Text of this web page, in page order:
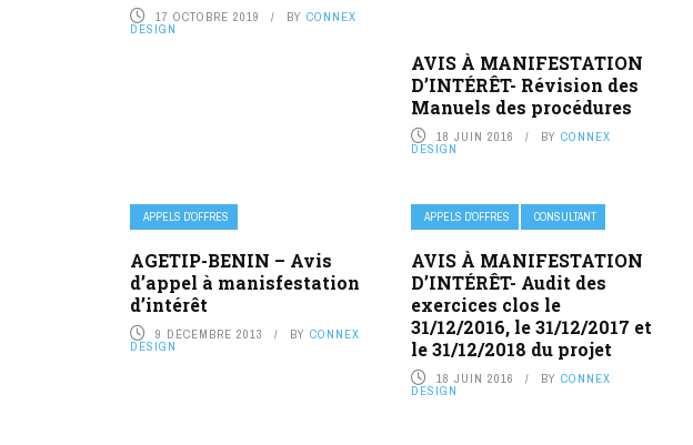
17 OCTOBRE 2019 BY CONNEX
DESIGN
AVIS À MANIFESTATION
D’INTÉRÊT- Révision des
Manuels des procédures
18 JUIN 2016 BYCONNEX
DESIGN
APPELS D’OFFRES
AGETIP-BENIN – Avis
d’appel à manisfestation
d’intérêt
9 DÉCEMBRE 2013 BY CONNEX
DESIGN
APPELS D’OFFRES CONSULTANT
AVIS À MANIFESTATION
D’INTÉRÊT- Audit des
exercices clos le
31/12/2016, le 31/12/2017 et
le 31/12/2018 du projet
18 JUIN 2016 BYCONNEX
DESIGN